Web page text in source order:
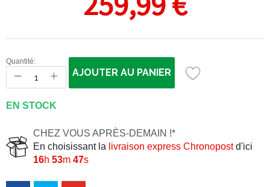
Quantité:
AJOUTER AU PANIER
EN STOCK
CHEZ VOUS APRÈS-DEMAIN !*
En choisissant la livraison express Chronopostd'ici
16h 53m 47s